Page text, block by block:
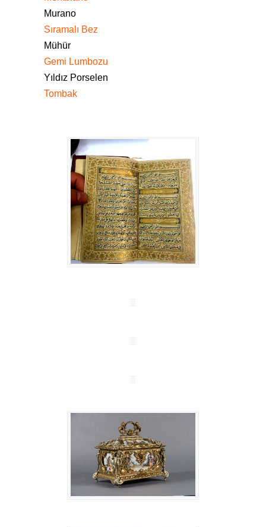
Murano
Sıramalı Bez
Mühür
Gemi Lumbozu
Yıldız Porselen
Tombak